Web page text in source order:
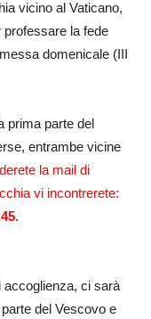
vicino al Vaticano,
la fede
domenicale (III
prima parte del
entrambe vicine
la mail di
vi incontrerete:
.
accoglienza, ci sarà
del Vescovo e